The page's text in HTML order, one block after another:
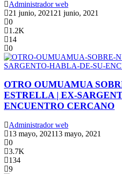
Administrador web
21 junio, 2021 21 junio, 2021
0
1.2K
14
0
OTRO OUMUAMUA
ESTRELLA | EX-
ENCUENTRO CERCANO
Administrador web
13 mayo, 202113 mayo, 2021
0
3.7K
134
9